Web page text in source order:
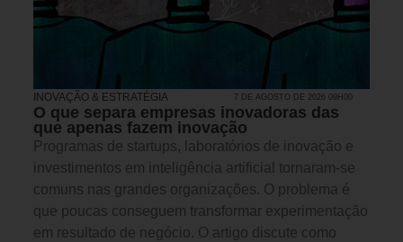
INOVAÇÃO & ESTRATÉGIA 7 DE AGOSTO DE 2026 09H00
O que separa empresas inovadoras das
que apenas fazem inovação
Programas de startups, laboratórios de inovação e
investimentos em inteligência artificial tornaram-se
comuns nas grandes organizações. O problema é
que poucas conseguem transformar experimentação
em resultado de negócio. O artigo discute como